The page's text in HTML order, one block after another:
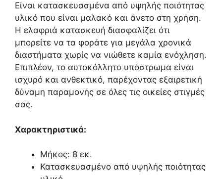
Είναι κατασκευασμένα από υψηλής ποιότητας
υλικό που είναι μαλακό και άνετο στη χρήση.
Η ελαφριά κατασκευή διασφαλίζει ότι
μπορείτε να τα φοράτε για μεγάλα χρονικά
διαστήματα χωρίς να νιώθετε καμία ενόχληση.
Επιπλέον, το αυτοκόλλητο υπόστρωμα είναι
ισχυρό και ανθεκτικό, παρέχοντας εξαιρετική
δύναμη παραμονής σε όλες τις οικείες στιγμές
σας.
Χαρακτηριστικά:
Μήκος: 8 εκ.
Κατασκευασμένο από υψηλής ποιότητας